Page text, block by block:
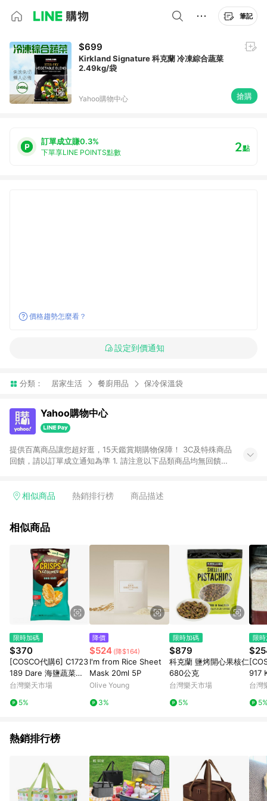
筆記
$699
Kirkland Signature 科克蘭 冷凍綜合蔬菜
2.49kg/袋
Yahoo購物中心 搶購
訂單成立賺0.3%
下單享LINE POINTS點數 2點
價格趨勢怎麼看？
設定到價通知
分類： 居家生活 餐廚用品 保冷保溫袋
Yahoo購物中心
提供百萬商品讓您超好逛，15天鑑賞期購物保障！ 3C及特殊商品
回饋，請以訂單成立通知為準 1. 請注意以下品類商品均無回饋：
電玩/遊戲/相機/單眼/鏡頭/拍立得 [2024/6/1起適用] -內接硬
的購回饋活動享Yahoo超贈點回饋者 - 購物中心商店之商品：商
3. 訂單回饋金額將扣除運費/購物金/超贈點/福利金/紅利折抵/折
價券等虛擬貨幣折抵 4. 大宗採購或批發轉賣不具回饋資格： 如
有相關事證認定您為大宗採購、批發轉賣而非最終消費使用者，
相關認定以Yahoo購物中心之認定為準
相似商品 熱銷排行榜 商品描述
相似商品
限時加碼
$370
[COSCO代購6] C1723
189 Dare 海鹽蔬菜脆
片 405公克
台灣樂天市場
5%
降價
$524 (降$164)
I'm from Rice Sheet
Mask 20ml 5P
Olive Young
3%
限時加碼
$879
科克蘭 鹽烤開心果核仁
680公克
台灣樂天市場
5%
限
917
台灣
熱銷排行榜